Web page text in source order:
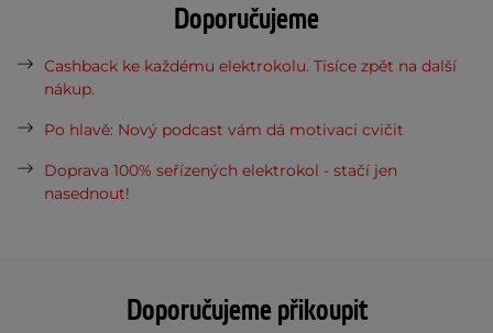
Doporučujeme přikoupit
Doporučujeme
Cashback ke každému elektrokolu. Tisíce zpět na další
nákup.
Po hlavě: Nový podcast vám dá motivaci cvičit
Doprava 100% seřízených elektrokol - stačí jen
nasednout!